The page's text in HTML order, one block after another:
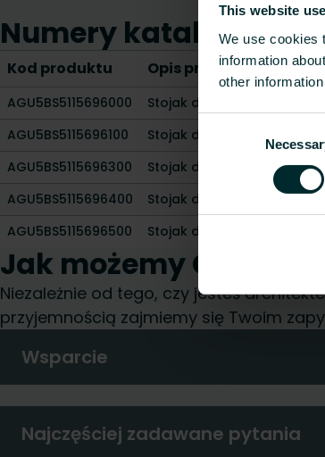
This website
We use cookies
information
other
Selection
Numery katalogowe
Kod produktu Opis produktu
AGU5BS5115696000 Stojak do gotowej podłogi
AGU5BS5115696100
Stojak do gotowej podłogi
AGU5BS5115696300
Stojak do surowej podłogi
AGU5BS5115696400
Stojak do surowej podłogi
AGU5BS5115696500
Stojak do surowej podłogi
Jak możemy Ci pomóc?
Niezależnie od tego, czy jesteś
przyjemnością zajmiemy się Twoim
Wsparcie
Najczęściej zadawane pytania